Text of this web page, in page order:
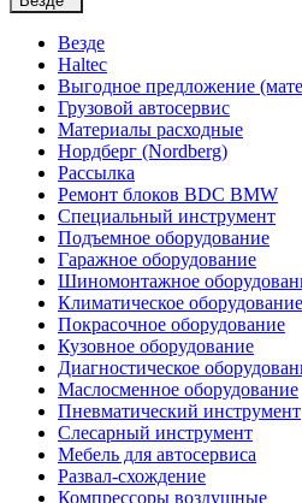
Везде
Haltec
Выгодное предложение
Грузовой автосервис
Материалы расходные
Нордберг (Nordberg)
Рассылка
Ремонт блоков BDC BMW
Специальный инструмент
Подъемное оборудование
Гаражное оборудование
Шиномонтажное
Климатическое оборудование
Покрасочное оборудование
Кузовное оборудование
Диагностическое
Маслосменное оборудование
Пневматический инструмент
Слесарный инструмент
Мебель для автосервиса
Развал-схождение
Компрессоры воздушные